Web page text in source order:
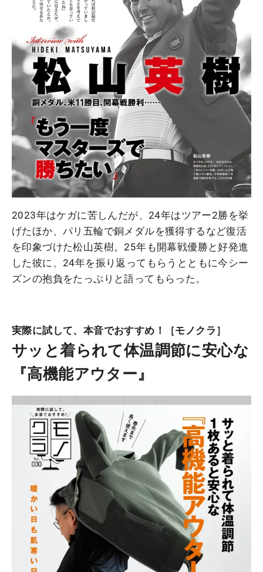
2023年はケガに苦しんだが、24年はツアー2勝を挙
げたほか、パリ五輪で銅メダルを獲得するなど復活
を印象づけた松山英樹。25年も開幕戦優勝と好発進
した彼に、24年を振り返ってもらうとともに今シー
ズンの抱負をたっぷりと語ってもらった。
実際に試して、本音でおすすめ！［モノクラ］
サッと着られて体温調節に安心な
『高機能アウター』